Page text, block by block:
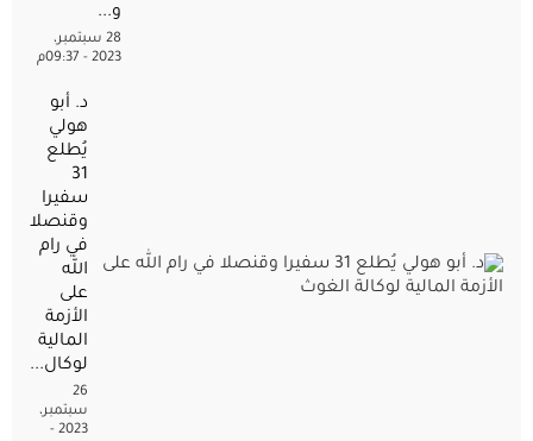
و...
28 سبتمبر،
2023 - 09:37م
د. أبو
هولي
يُطلع
31
سفيرا
وقنصلا
في رام
الله
على
الأزمة
المالية
لوكال...
26
سبتمبر،
2023 -